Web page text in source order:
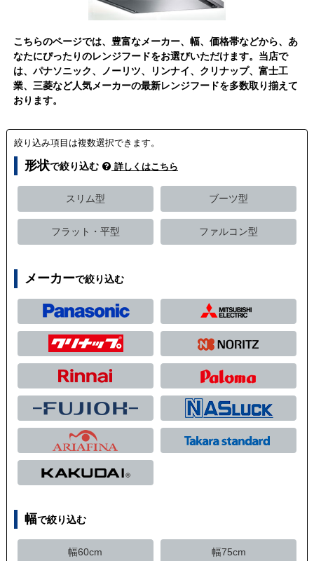
こちらのページでは、豊富なメーカー、幅、価格帯などから、あ
なたにぴったりのレンジフードをお選びいただけます。当店で
は、パナソニック、ノーリツ、リンナイ、クリナップ、富士工
業、三菱など人気メーカーの最新レンジフードを多数取り揃えて
おります。
絞り込み項目は複数選択できます。
形状で絞り込む 詳しくはこちら
スリム型 ブーツ型
フラット・平型 ファルコン型
メーカーで絞り込む
幅で絞り込む
幅60cm 幅75cm